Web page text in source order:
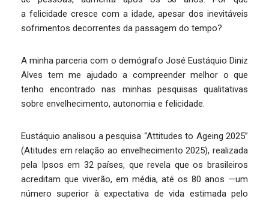
a felicidade cresce com a idade, apesar dos inevitáveis
sofrimentos decorrentes da passagem do tempo?
A minha parceria com o demógrafo José Eustáquio Diniz
Alves tem me ajudado a compreender melhor o que
tenho encontrado nas minhas pesquisas qualitativas
sobre envelhecimento, autonomia e felicidade.
Eustáquio analisou a pesquisa “Attitudes to Ageing 2025”
(Atitudes em relação ao envelhecimento 2025), realizada
pela Ipsos em 32 países, que revela que os brasileiros
acreditam que viverão, em média, até os 80 anos —um
número superior à expectativa de vida estimada pelo